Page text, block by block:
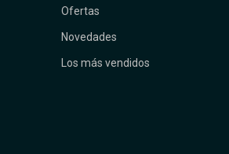
Ofertas
Novedades
Los más vendidos